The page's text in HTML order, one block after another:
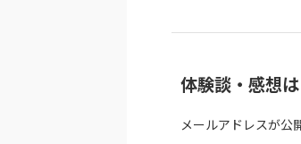
体験談・感想
メールアドレスが公